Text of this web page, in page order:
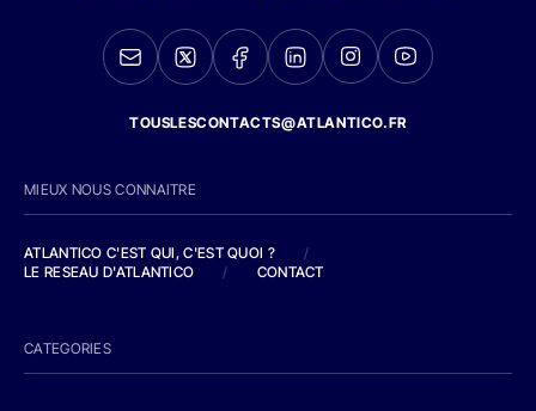
TOUSLESCONTACTS@ATLANTICO.FR
MIEUX NOUS CONNAITRE
ATLANTICO C'EST QUI, C'EST QUOI ?
/
LE RESEAU D'ATLANTICO
/ CONTACT
CATEGORIES